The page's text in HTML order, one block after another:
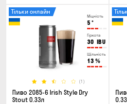
Міцність
5 °
Гіркота
30 IBU
Щільність
13 %
(1)
Тільки онлайн
Пиво 2085-6 Irish Style Dry
Stout 0.33л